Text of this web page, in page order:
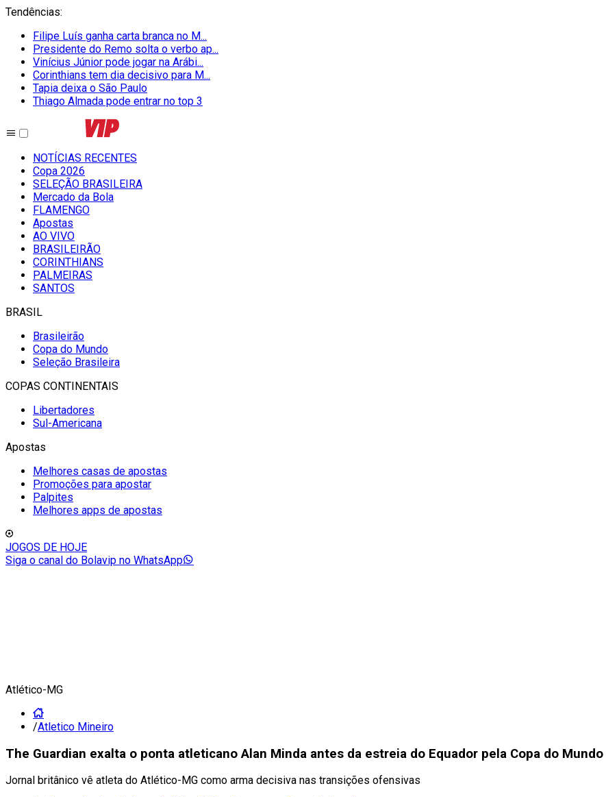
Tendências:
Filipe Luís ganha carta branca no M...
Presidente do Remo solta o verbo ap...
Vinícius Júnior pode jogar na Arábi...
Corinthians tem dia decisivo para M...
Tapia deixa o São Paulo
Thiago Almada pode entrar no top 3
NOTÍCIAS RECENTES
Copa 2026
SELEÇÃO BRASILEIRA
Mercado da Bola
FLAMENGO
Apostas
AO VIVO
BRASILEIRÃO
CORINTHIANS
PALMEIRAS
SANTOS
BRASIL
Brasileirão
Copa do Mundo
Seleção Brasileira
COPAS CONTINENTAIS
Libertadores
Sul-Americana
Apostas
Melhores casas de apostas
Promoções para apostar
Palpites
Melhores apps de apostas
JOGOS DE HOJE
Siga o canal do Bolavip no WhatsApp
Atlético-MG
/Atletico Mineiro
The Guardian exalta o ponta atleticano Alan Minda antes da estreia do Equador pela Copa do Mundo
Jornal britânico vê atleta do Atlético-MG como arma decisiva nas transições ofensivas